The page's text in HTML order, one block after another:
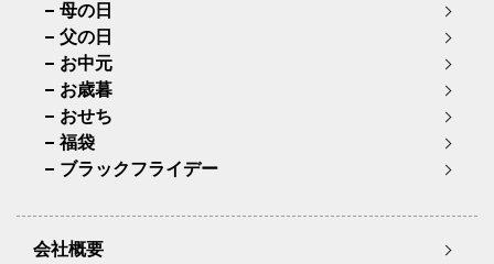
母の日
父の日
お中元
お歳暮
おせち
福袋
ブラックフライデー
会社概要